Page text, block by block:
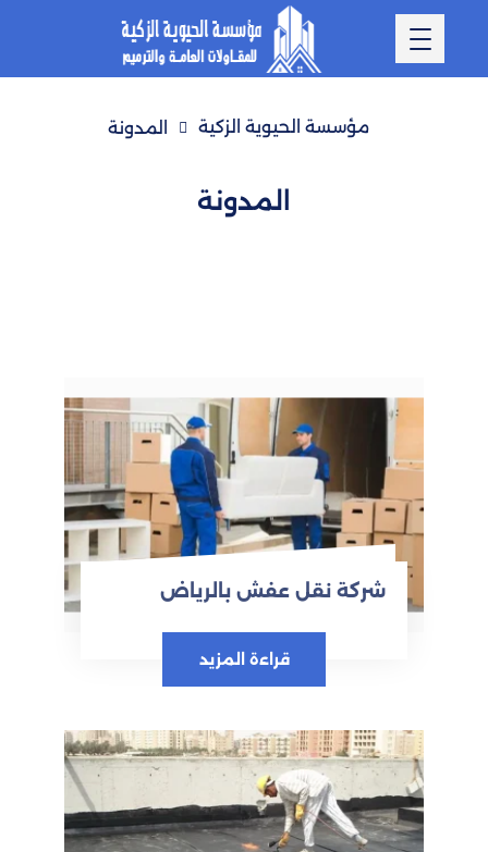
مؤسسة الحيوية الزكية المدونة
المدونة
شركة نقل عفش بالرياض
قراءة المزيد